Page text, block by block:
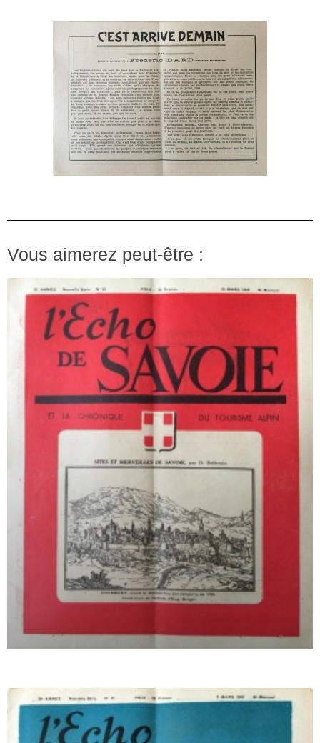
Vous aimerez peut-être :